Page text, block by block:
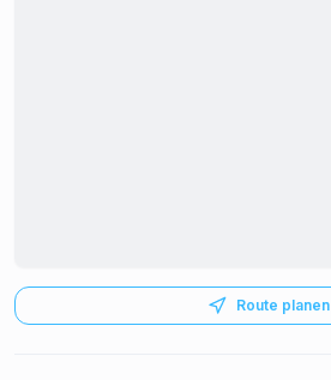
Route planen